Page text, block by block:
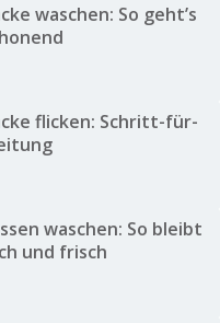
waschen: So geht’s
flicken: Schritt-für-
waschen: So bleibt
und frisch